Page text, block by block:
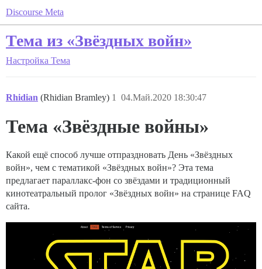
Discourse Meta
Тема из «Звёздных войн»
Настройка Тема
Rhidian (Rhidian Bramley) 04.Май.2020 18:30:47
1
Тема «Звёздные войны»
Какой ещё способ лучше отпраздновать День «Звёздных
войн», чем с тематикой «Звёздных войн»? Эта тема
предлагает параллакс-фон со звёздами и традиционный
кинотеатральный пролог «Звёздных войн» на странице FAQ
сайта.